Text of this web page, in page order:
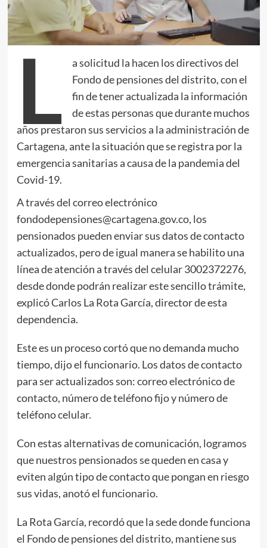
L
a solicitud la hacen los directivos del
Fondo de pensiones del distrito, con el
fin de tener actualizada la información
de estas personas que durante muchos
años prestaron sus servicios a la administración de
Cartagena, ante la situación que se registra por la
emergencia sanitarias a causa de la pandemia del
Covid-19.
A través del correo electrónico
fondodepensiones@cartagena.gov.co, los
pensionados pueden enviar sus datos de contacto
actualizados, pero de igual manera se habilito una
línea de atención a través del celular 3002372276,
desde donde podrán realizar este sencillo trámite,
explicó Carlos La Rota García, director de esta
dependencia.
Este es un proceso cortó que no demanda mucho
tiempo, dijo el funcionario. Los datos de contacto
para ser actualizados son: correo electrónico de
contacto, número de teléfono fijo y número de
teléfono celular.
Con estas alternativas de comunicación, logramos
que nuestros pensionados se queden en casa y
eviten algún tipo de contacto que pongan en riesgo
sus vidas, anotó el funcionario.
La Rota García, recordó que la sede donde funciona
el Fondo de pensiones del distrito, mantiene sus